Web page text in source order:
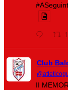
1
Club
II